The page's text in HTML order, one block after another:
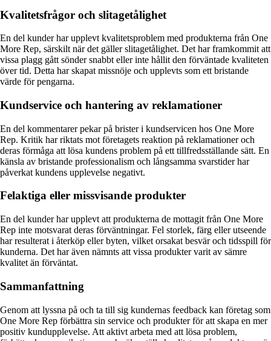
Kvalitetsfrågor och slitagetålighet
En del kunder har upplevt kvalitetsproblem med produkterna från One
More Rep, särskilt när det gäller slitagetålighet. Det har framkommit att
vissa plagg gått sönder snabbt eller inte hållit den förväntade kvaliteten
över tid. Detta har skapat missnöje och upplevts som ett bristande
värde för pengarna.
Kundservice och hantering av reklamationer
En del kommentarer pekar på brister i kundservicen hos One More
Rep. Kritik har riktats mot företagets reaktion på reklamationer och
deras förmåga att lösa kundens problem på ett tillfredsställande sätt. En
känsla av bristande professionalism och långsamma svarstider har
påverkat kundens upplevelse negativt.
Felaktiga eller missvisande produkter
En del kunder har upplevt att produkterna de mottagit från One More
Rep inte motsvarat deras förväntningar. Fel storlek, färg eller utseende
har resulterat i återköp eller byten, vilket orsakat besvär och tidsspill för
kunderna. Det har även nämnts att vissa produkter varit av sämre
kvalitet än förväntat.
Sammanfattning
Genom att lyssna på och ta till sig kundernas feedback kan företag som
One More Rep förbättra sin service och produkter för att skapa en mer
positiv kundupplevelse. Att aktivt arbeta med att lösa problem,